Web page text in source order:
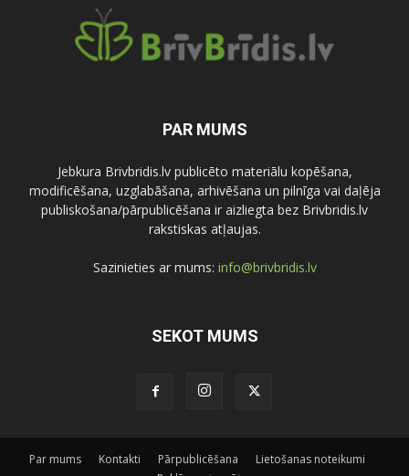
PAR MUMS
Jebkura Brivbridis.lv publicēto materiālu kopēšana,
modificēšana, uzglabāšana, arhivēšana un pilnīga vai daļēja
publiskošana/pārpublicēšana ir aizliegta bez Brivbridis.lv
rakstiskas atļaujas.
Sazinieties ar mums: info@brivbridis.lv
SEKOT MUMS
Par mums Kontakti Pārpublicēšana
Lietošanas noteikumi